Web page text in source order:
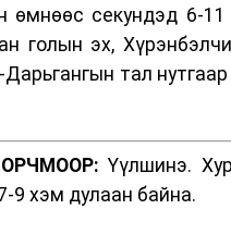
өмнөөс секундэд 6-
голын эх,
тал
Үүлшинэ.
9 хэм дулаан байна.